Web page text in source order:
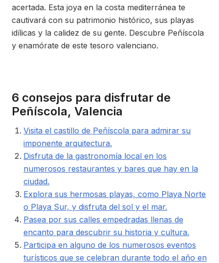
acertada. Esta joya en la costa mediterránea te
cautivará con su patrimonio histórico, sus playas
idílicas y la calidez de su gente. Descubre Peñíscola
y enamórate de este tesoro valenciano.
6 consejos para disfrutar de
Peñíscola, Valencia
Visita el castillo de Peñíscola para admirar su
imponente arquitectura.
Disfruta de la gastronomía local en los
numerosos restaurantes y bares que hay en la
ciudad.
Explora sus hermosas playas, como Playa Norte
o Playa Sur, y disfruta del sol y el mar.
Pasea por sus calles empedradas llenas de
encanto para descubrir su historia y cultura.
Participa en alguno de los numerosos eventos
turísticos que se celebran durante todo el año en